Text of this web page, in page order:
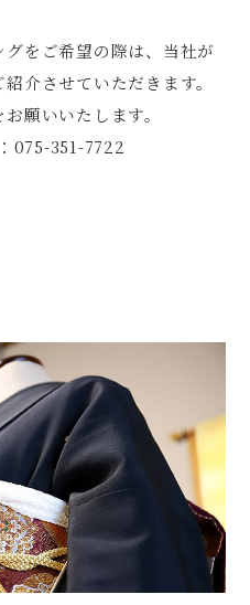
をご希望の際は、当社が
介させていただきます。
願いいたします。
075-351-7722